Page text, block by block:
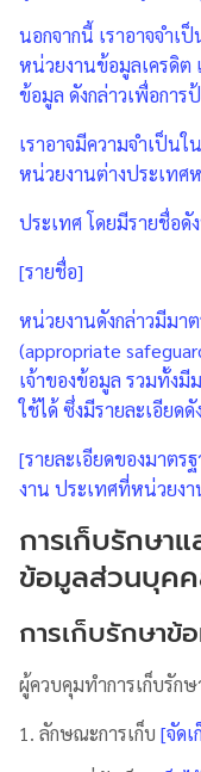
นอกจากนี้ เราอาจจำเ
หน่วยงานข้อมูลเครดิต
ข้อมูล ดังกล่าวเพื่อการ
เราอาจมีความจำเป็น
หน่วยงานต่างประเทศ
ประเทศ โดยมีรายชื่อดั
[รายชื่อ]
หน่วยงานดังกล่าวมีมา
(appropriate
เจ้าของข้อมูล รวมทั้งมี
ใช้ได้ ซึ่งมีรายละเอียดดั
[รายละเอียดของมาต
งาน ประเทศที่หน่วยง
การเก็บรักษาแ
ข้อมูลส่วนบุค
การเก็บรักษา
ผู้ควบคุมทำการเก็บรัก
1. ลักษณะการเก็บ [จัดเ